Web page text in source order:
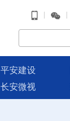
| |
平安建设
长安微视